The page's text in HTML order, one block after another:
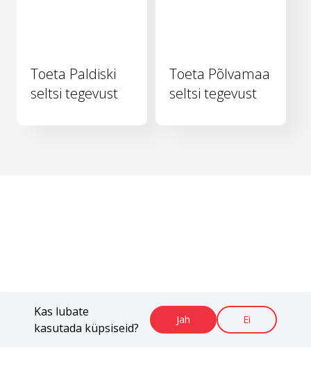
Kas lubate
kasutada küpsiseid?
Jah Ei
Toeta Paldiski
seltsi tegevust
Toeta Põlvamaa
seltsi tegevust